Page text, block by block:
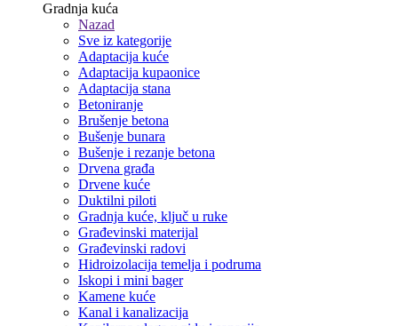
Gradnja kuća
Nazad
Sve iz kategorije
Adaptacija kuće
Adaptacija kupaonice
Adaptacija stana
Betoniranje
Brušenje betona
Bušenje bunara
Bušenje i rezanje betona
Drvena građa
Drvene kuće
Duktilni piloti
Gradnja kuće, ključ u ruke
Građevinski materijal
Građevinski radovi
Hidroizolacija temelja i podruma
Iskopi i mini bager
Kamene kuće
Kanal i kanalizacija